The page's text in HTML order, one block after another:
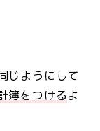
じようにして
簿をつけるよ